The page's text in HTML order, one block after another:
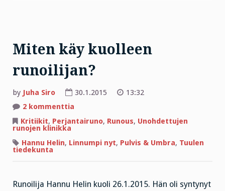
Miten käy kuolleen
runoilijan?
by Juha Siro 30.1.2015
13:32
2 kommenttia
käy
kuolleen
Kritiikit, Perjantairuno, Runous, Unohdettujen
runojen klinikka
Hannu Helin, Linnumpi nyt, Pulvis & Umbra, Tuulen
tiedekunta
Runoilija Hannu Helin kuoli 26.1.2015. Hän oli syntynyt